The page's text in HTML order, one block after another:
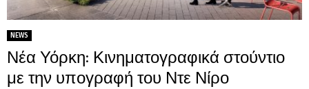
NEWS
Νέα Υόρκη: Κινηματογραφικά στούντιο
με την υπογραφή του Ντε Νίρο